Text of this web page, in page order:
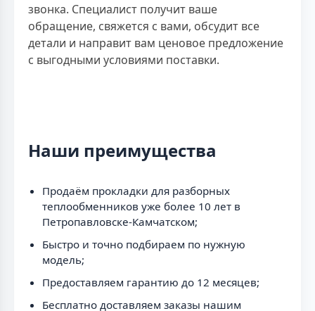
звонка. Специалист получит ваше
обращение, свяжется с вами, обсудит все
детали и направит вам ценовое предложение
с выгодными условиями поставки.
Наши преимущества
Продаём прокладки для разборных
теплообменников уже более 10 лет в
Петропавловске-Камчатском;
Быстро и точно подбираем по нужную
модель;
Предоставляем гарантию до 12 месяцев;
Бесплатно доставляем заказы нашим